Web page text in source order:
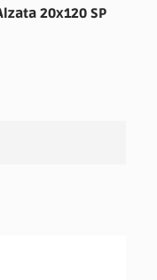
20x120 SP